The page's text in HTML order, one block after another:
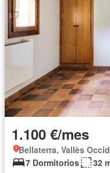
1.100 €/mes
Bellaterra, Vallès
7 Dormitorios
32